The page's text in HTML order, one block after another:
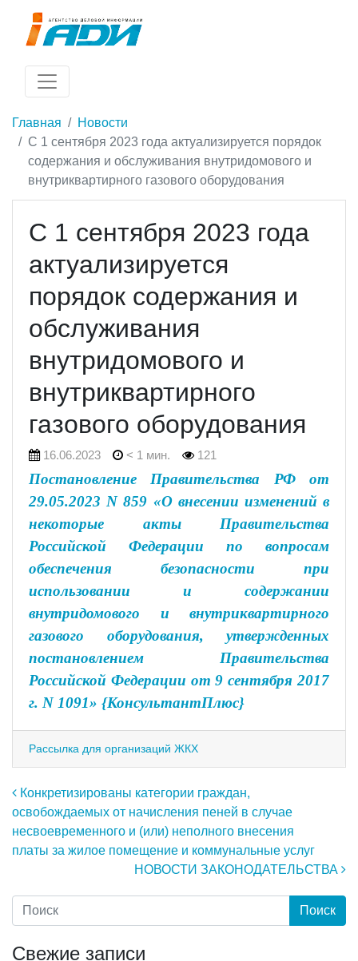
Главная
Новости
С 1 сентября 2023 года актуализируется порядок
содержания и обслуживания внутридомового и
внутриквартирного газового оборудования
С 1 сентября 2023 года
актуализируется
порядок содержания и
обслуживания
внутридомового и
внутриквартирного
газового оборудования
16.06.2023 < 1 мин. 121
Постановление Правительства РФ от
29.05.2023 N 859 «О внесении изменений в
некоторые акты Правительства
Российской Федерации по вопросам
обеспечения безопасности при
использовании и содержании
внутридомового и внутриквартирного
газового оборудования, утвержденных
постановлением Правительства
Российской Федерации от 9 сентября 2017
г. N 1091» {КонсультантПлюс}
Рассылка для организаций ЖКХ
Навигация по записям
Конкретизированы категории граждан,
освобождаемых от начисления пеней в случае
несвоевременного и (или) неполного внесения
платы за жилое помещение и коммунальные услуг
НОВОСТИ ЗАКОНОДАТЕЛЬСТВА
Свежие записи